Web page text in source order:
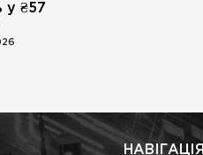
у ₴57
НАВІГАЦІЯ